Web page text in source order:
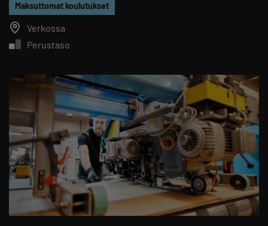
Maksuttomat koulutukset
Verkossa
Perustaso